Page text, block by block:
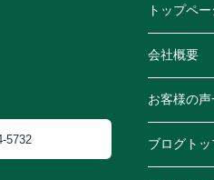
5732
トップペー
会社概要
お客様の
ブログトッ